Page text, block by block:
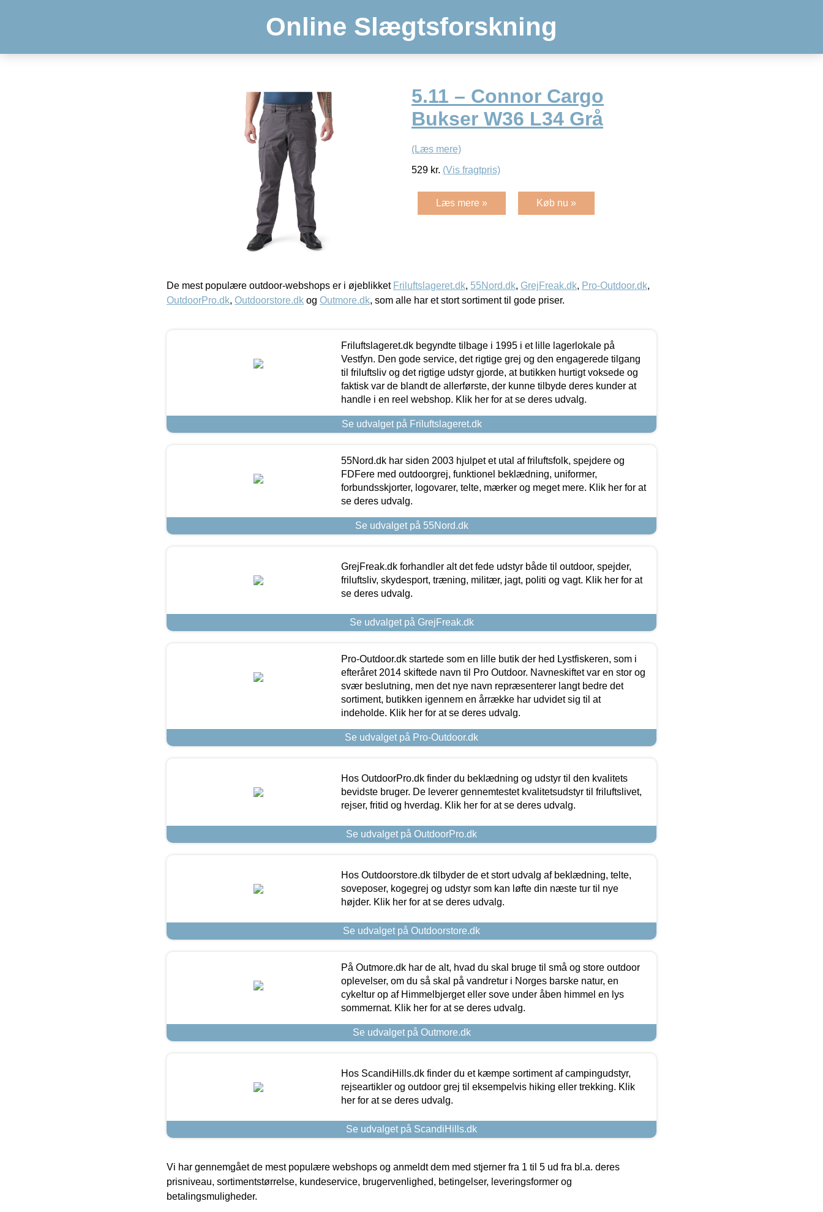
Online Slægtsforskning
5.11 – Connor Cargo
Bukser W36 L34 Grå
(Læs mere)
529 kr. (Vis fragtpris)
Læs mere » Køb nu »
De mest populære outdoor-webshops er i øjeblikket Friluftslageret.dk, 55Nord.dk, GrejFreak.dk, Pro-Outdoor.dk,
OutdoorPro.dk, Outdoorstore.dk og Outmore.dk, som alle har et stort sortiment til gode priser.
Friluftslageret.dk begyndte tilbage i 1995 i et lille lagerlokale på
Vestfyn. Den gode service, det rigtige grej og den engagerede tilgang
til friluftsliv og det rigtige udstyr gjorde, at butikken hurtigt voksede og
faktisk var de blandt de allerførste, der kunne tilbyde deres kunder at
handle i en reel webshop. Klik her for at se deres udvalg.
Se udvalget på Friluftslageret.dk
55Nord.dk har siden 2003 hjulpet et utal af friluftsfolk, spejdere og
FDFere med outdoorgrej, funktionel beklædning, uniformer,
forbundsskjorter, logovarer, telte, mærker og meget mere. Klik her for at
se deres udvalg.
Se udvalget på 55Nord.dk
GrejFreak.dk forhandler alt det fede udstyr både til outdoor, spejder,
friluftsliv, skydesport, træning, militær, jagt, politi og vagt. Klik her for at
se deres udvalg.
Se udvalget på GrejFreak.dk
Pro-Outdoor.dk startede som en lille butik der hed Lystfiskeren, som i
efteråret 2014 skiftede navn til Pro Outdoor. Navneskiftet var en stor og
svær beslutning, men det nye navn repræsenterer langt bedre det
sortiment, butikken igennem en årrække har udvidet sig til at
indeholde. Klik her for at se deres udvalg.
Se udvalget på Pro-Outdoor.dk
Hos OutdoorPro.dk finder du beklædning og udstyr til den kvalitets
bevidste bruger. De leverer gennemtestet kvalitetsudstyr til friluftslivet,
rejser, fritid og hverdag. Klik her for at se deres udvalg.
Se udvalget på OutdoorPro.dk
Hos Outdoorstore.dk tilbyder de et stort udvalg af beklædning, telte,
soveposer, kogegrej og udstyr som kan løfte din næste tur til nye
højder. Klik her for at se deres udvalg.
Se udvalget på Outdoorstore.dk
På Outmore.dk har de alt, hvad du skal bruge til små og store outdoor
oplevelser, om du så skal på vandretur i Norges barske natur, en
cykeltur op af Himmelbjerget eller sove under åben himmel en lys
sommernat. Klik her for at se deres udvalg.
Se udvalget på Outmore.dk
Hos ScandiHills.dk finder du et kæmpe sortiment af campingudstyr,
rejseartikler og outdoor grej til eksempelvis hiking eller trekking. Klik
her for at se deres udvalg.
Se udvalget på ScandiHills.dk
Vi har gennemgået de mest populære webshops og anmeldt dem med stjerner fra 1 til 5 ud fra bl.a. deres
prisniveau, sortimentstørrelse, kundeservice, brugervenlighed, betingelser, leveringsformer og
betalingsmuligheder.